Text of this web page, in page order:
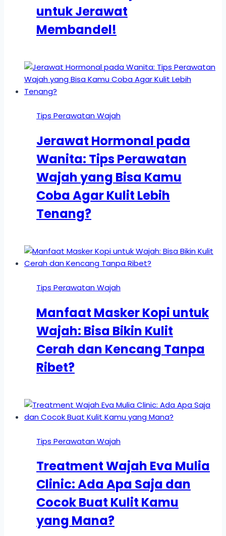
untuk Jerawat
Membandel!
Tips Perawatan Wajah
Jerawat Hormonal pada
Wanita: Tips Perawatan
Wajah yang Bisa Kamu
Coba Agar Kulit Lebih
Tenang?
Tips Perawatan Wajah
Manfaat Masker Kopi untuk
Wajah: Bisa Bikin Kulit
Cerah dan Kencang Tanpa
Ribet?
Tips Perawatan Wajah
Treatment Wajah Eva Mulia
Clinic: Ada Apa Saja dan
Cocok Buat Kulit Kamu
yang Mana?